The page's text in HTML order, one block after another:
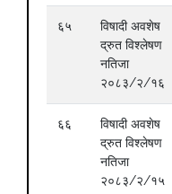
६५
विषादी अवशेष
द्रुत विश्लेषण
नतिजा
२०८३/२/१६
६६
विषादी अवशेष
द्रुत विश्लेषण
नतिजा
२०८३/२/१५